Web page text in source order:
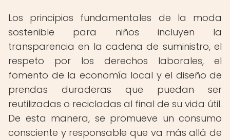
Los principios fundamentales de la moda
sostenible para niños incluyen la
transparencia en la cadena de suministro, el
respeto por los derechos laborales, el
fomento de la economía local y el diseño de
prendas duraderas que puedan ser
reutilizadas o recicladas al final de su vida útil.
De esta manera, se promueve un consumo
consciente y responsable que va más allá de